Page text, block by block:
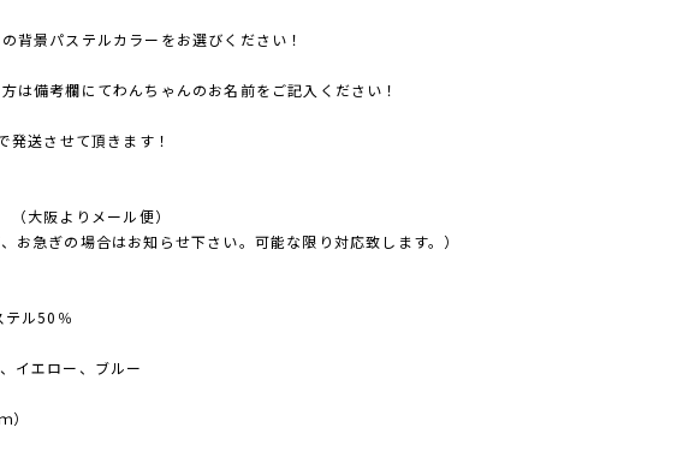
背景パステルカラーをお選びください！
は備考欄にてわんちゃんのお名前をご記入ください！
発送させて頂きます！
大阪よりメール便）
、お急ぎの場合はお知らせ下さい。可能な限り対応致します。）
ル50％
イエロー、ブルー
）